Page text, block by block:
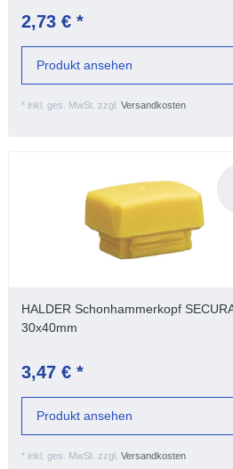
2,73 € *
* inkl. ges. MwSt. zzgl. Versandkosten
Produkt ansehen
HALDER Schonhammerkopf
30x40mm
3,47 € *
* inkl. ges. MwSt. zzgl. Versandkosten
Produkt ansehen